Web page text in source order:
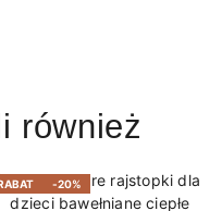
również
-20%